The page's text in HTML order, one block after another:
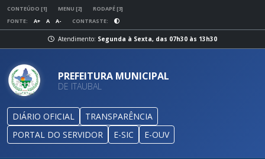
CONTEÚDO [1] MENU [2]
RODAPÉ [3]
FONTE:
A+ A A- CONTRASTE:
Atendimento: Segunda à Sexta, das 07h30 às 13h30
PREFEITURA MUNICIPAL
DE ITAUBAL
DIÁRIO OFICIAL
TRANSPARÊNCIA
PORTAL DO SERVIDOR
E-SIC E-OUV